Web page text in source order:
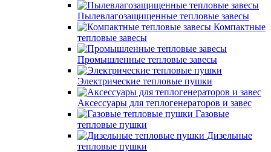
Пылевлагозащищенные тепловые завесы
Компактные
тепловые завесы
Промышленные тепловые завесы
Электрические тепловые пушки
Аксессуары для теплогенераторов и завес
Газовые
тепловые пушки
Дизельные
тепловые пушки